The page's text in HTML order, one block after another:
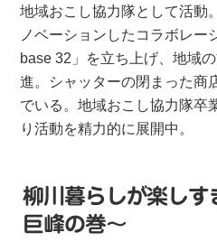
地域おこし協力隊として活動
ノベーションしたコラボレー
base 32」を立ち上げ、地域
進。シャッターの閉まった商
でいる。地域おこし協力隊卒
り活動を精力的に展開中。
柳川暮らしが楽しす
巨峰の巻～